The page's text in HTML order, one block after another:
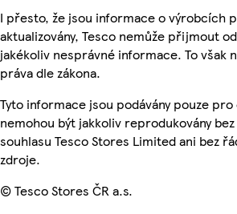
I přesto, že jsou informace o výrobcích
aktualizovány, Tesco nemůže přijmout
jakékoliv nesprávné informace. To však
práva dle zákona.
Tyto informace jsou podávány pouze
nemohou být jakkoliv reprodukovány
souhlasu Tesco Stores Limited ani bez
zdroje.
© Tesco Stores ČR a.s.